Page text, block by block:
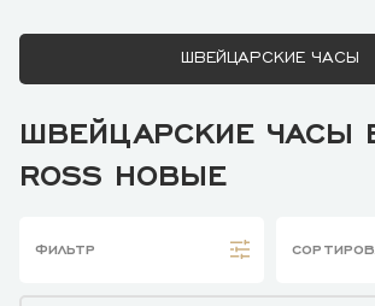
ШВЕЙЦАРСКИЕ ЧАСЫ
ШВЕЙЦАРСКИЕ ЧАСЫ
ROSS НОВЫЕ
ФИЛЬТР